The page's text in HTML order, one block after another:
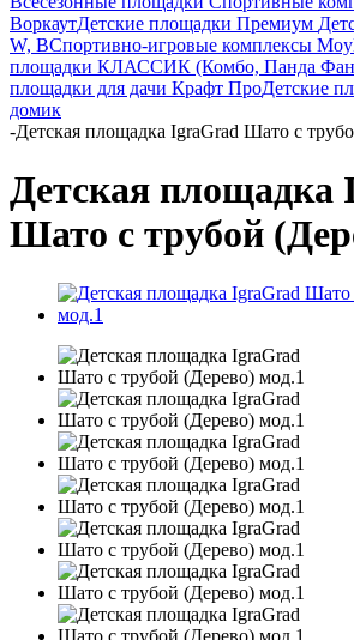
ВоркаутДетские площадки Премиум
W, ВСпортивно-игровые комплексы
площадки КЛАССИК (Комбо, Панда
площадки для дачи Крафт ПроДетские
домик
-Детская площадка IgraGrad Шато с
Детская площадка
Шато с трубой